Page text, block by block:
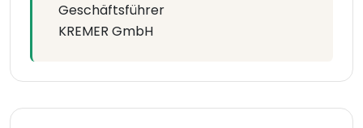
Geschäftsführer
KREMER GmbH